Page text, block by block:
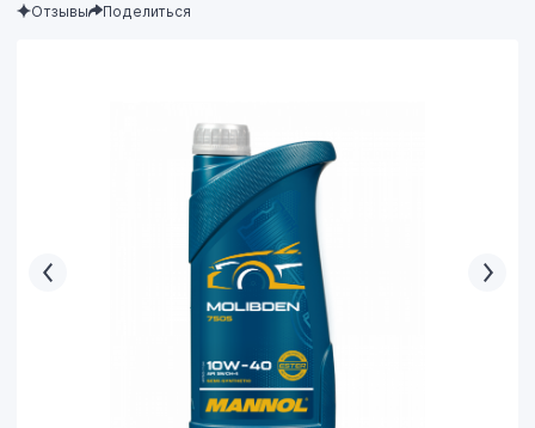
Отзывы Поделиться